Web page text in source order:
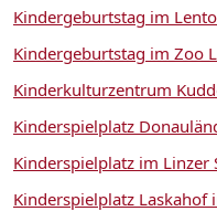
Kindergeburtstag im
Kindergeburtstag im Zoo
Kinderkulturzentrum
Kinderspielplatz
Kinderspielplatz im Linzer
Kinderspielplatz Laskahof